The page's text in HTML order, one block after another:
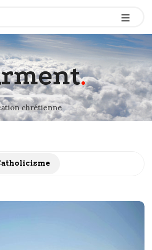
-
-
-
.
chrétienne